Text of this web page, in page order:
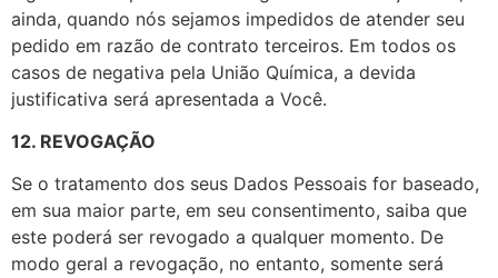
ainda, quando nós sejamos impedidos de atender seu
pedido em razão de contrato terceiros. Em todos os
casos de negativa pela União Química, a devida
justificativa será apresentada a Você.
12. REVOGAÇÃO
Se o tratamento dos seus Dados Pessoais for baseado,
em sua maior parte, em seu consentimento, saiba que
este poderá ser revogado a qualquer momento. De
modo geral a revogação, no entanto, somente será